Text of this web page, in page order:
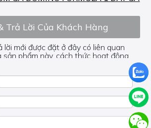
Trả Lời Của Khách Hàng
lời mới được đặt ở đây có liên quan
phẩm này, cách thức hoạt động,
có hữu ích không, v.v.
về phần khác, vui lòng không đặt
đây mà bên trong trang đó.